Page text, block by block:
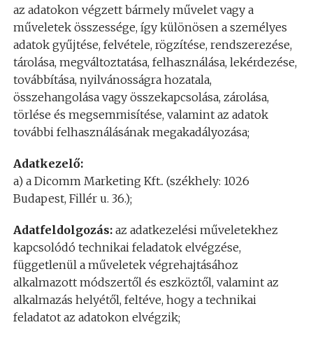
az adatokon végzett bármely művelet vagy a
műveletek összessége, így különösen a személyes
adatok gyűjtése, felvétele, rögzítése, rendszerezése,
tárolása, megváltoztatása, felhasználása, lekérdezése,
továbbítása, nyilvánosságra hozatala,
összehangolása vagy összekapcsolása, zárolása,
törlése és megsemmisítése, valamint az adatok
további felhasználásának megakadályozása;
Adatkezelő:
a) a Dicomm Marketing Kft.. (székhely: 1026
Budapest, Fillér u. 36.);
Adatfeldolgozás:az adatkezelési műveletekhez
kapcsolódó technikai feladatok elvégzése,
függetlenül a műveletek végrehajtásához
alkalmazott módszertől és eszköztől, valamint az
alkalmazás helyétől, feltéve, hogy a technikai
feladatot az adatokon elvégzik;